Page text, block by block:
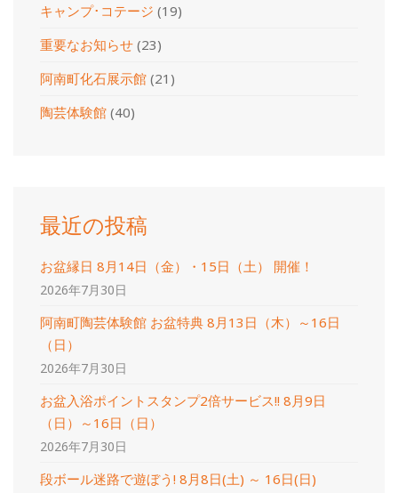
キャンプ･コテージ (19)
重要なお知らせ (23)
阿南町化石展示館 (21)
陶芸体験館 (40)
最近の投稿
お盆縁日 8月14日（金）・15日（土） 開催！
2026年7月30日
阿南町陶芸体験館 お盆特典 8月13日（木）～16日
（日）
2026年7月30日
お盆入浴ポイントスタンプ2倍サービス!! 8月9日
（日）～16日（日）
2026年7月30日
段ボール迷路で遊ぼう! 8月8日(土) ～ 16日(日)